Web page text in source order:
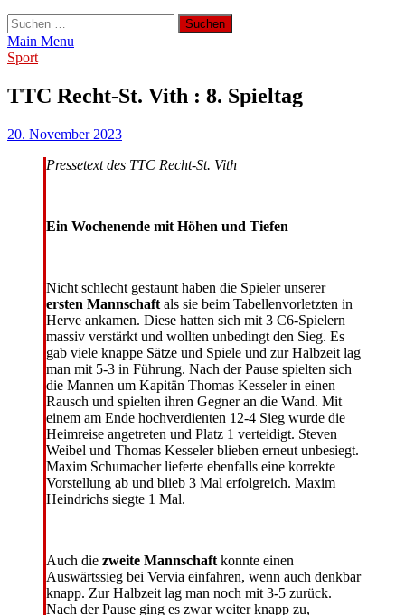
Suchen
nach:
Main Menu
Sport
TTC Recht-St. Vith : 8. Spieltag
20. November 2023
Pressetext des TTC Recht-St. Vith
Ein Wochenende mit Höhen und Tiefen
Nicht schlecht gestaunt haben die Spieler unserer
ersten Mannschaft als sie beim Tabellenvorletzten in
Herve ankamen. Diese hatten sich mit 3 C6-Spielern
massiv verstärkt und wollten unbedingt den Sieg. Es
gab viele knappe Sätze und Spiele und zur Halbzeit lag
man mit 5-3 in Führung. Nach der Pause spielten sich
die Mannen um Kapitän Thomas Kesseler in einen
Rausch und spielten ihren Gegner an die Wand. Mit
einem am Ende hochverdienten 12-4 Sieg wurde die
Heimreise angetreten und Platz 1 verteidigt. Steven
Weibel und Thomas Kesseler blieben erneut unbesiegt.
Maxim Schumacher lieferte ebenfalls eine korrekte
Vorstellung ab und blieb 3 Mal erfolgreich. Maxim
Heindrichs siegte 1 Mal.
Auch die zweite Mannschaft konnte einen
Auswärtssieg bei Vervia einfahren, wenn auch denkbar
knapp. Zur Halbzeit lag man noch mit 3-5 zurück.
Nach der Pause ging es zwar weiter knapp zu,